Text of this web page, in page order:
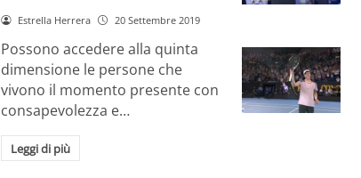
Estrella Herrera 20 Settembre 2019
Possono accedere alla quinta
dimensione le persone che
vivono il momento presente con
consapevolezza e…
Leggi di più